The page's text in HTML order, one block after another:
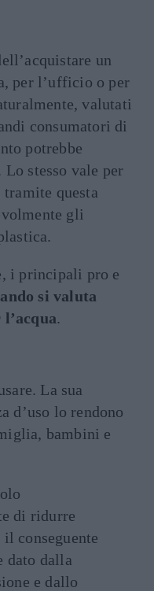
un
per l’ufficio o per
valutati
consumatori di
potrebbe
stesso vale per
tramite questa
gli
i principali pro e
si valuta
.
La sua
d’uso lo rendono
bambini e
di ridurre
conseguente
dato dalla
e dallo